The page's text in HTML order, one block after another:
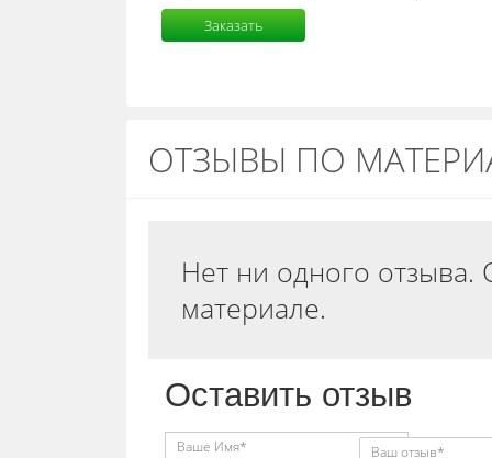
Заказать
расчет
ОТЗЫВЫ ПО
Нет ни одного отзыва.
материале.
Оставить отзыв